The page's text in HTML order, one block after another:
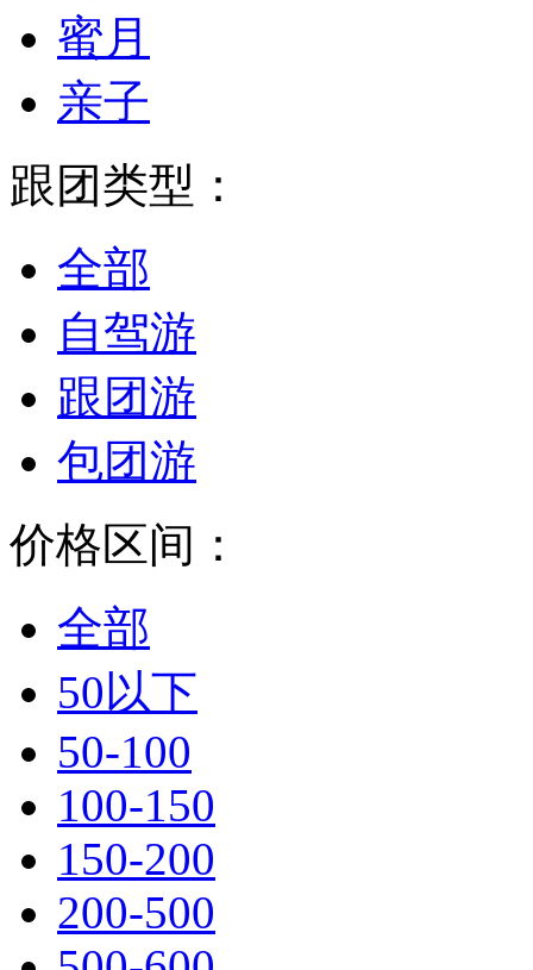
蜜月
亲子
跟团类型：
全部
自驾游
跟团游
包团游
价格区间：
全部
50以下
50-100
100-150
150-200
200-500